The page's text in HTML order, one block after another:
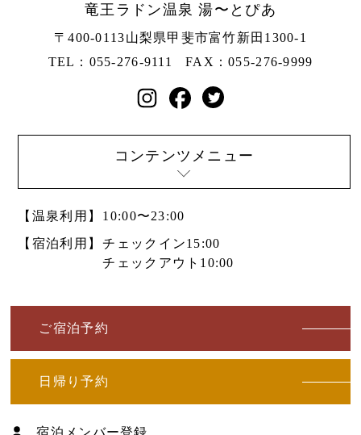
竜王ラドン温泉 湯〜とぴあ
〒400-0113山梨県甲斐市富竹新田1300-1
TEL：055-276-9111
FAX：055-276-9999
コンテンツメニュー
【温泉利用】
10:00〜23:00
【宿泊利用】 チェックイン15:00
チェックアウト10:00
ご宿泊予約
日帰り予約
宿泊メンバー登録